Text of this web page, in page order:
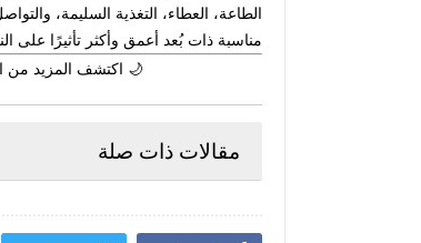
الطاعة، العطاء، التغذية السليمة،
مناسبة ذات بُعد أعمق وأكثر تأثيرًا على
🌙 اكتشف المزيد من
مقالات ذات صلة